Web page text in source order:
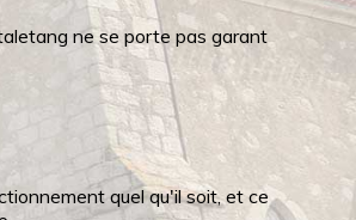
ne se porte pas garant
quel qu'il soit, et ce